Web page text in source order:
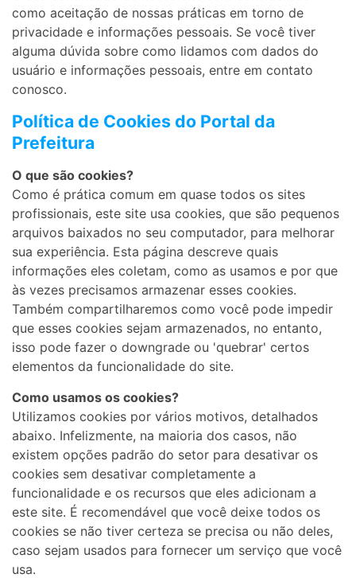
como aceitação de nossas práticas em torno de
privacidade e informações pessoais. Se você tiver
alguma dúvida sobre como lidamos com dados do
usuário e informações pessoais, entre em contato
conosco.
Política de Cookies do Portal da
Prefeitura
O que são cookies?
Como é prática comum em quase todos os sites
profissionais, este site usa cookies, que são pequenos
arquivos baixados no seu computador, para melhorar
sua experiência. Esta página descreve quais
informações eles coletam, como as usamos e por que
às vezes precisamos armazenar esses cookies.
Também compartilharemos como você pode impedir
que esses cookies sejam armazenados, no entanto,
isso pode fazer o downgrade ou 'quebrar' certos
elementos da funcionalidade do site.
Como usamos os cookies?
Utilizamos cookies por vários motivos, detalhados
abaixo. Infelizmente, na maioria dos casos, não
existem opções padrão do setor para desativar os
cookies sem desativar completamente a
funcionalidade e os recursos que eles adicionam a
este site. É recomendável que você deixe todos os
cookies se não tiver certeza se precisa ou não deles,
caso sejam usados ​​para fornecer um serviço que você
usa.